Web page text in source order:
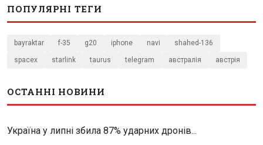
ПОПУЛЯРНІ ТЕГИ
bayraktar f-35 g20 iphone navi shahed-136
spacex starlink taurus telegram австралія австрія
ОСТАННІ НОВИНИ
Україна у липні збила 87% ударних дронів...